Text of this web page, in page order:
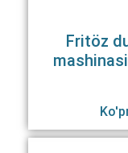
Fritöz